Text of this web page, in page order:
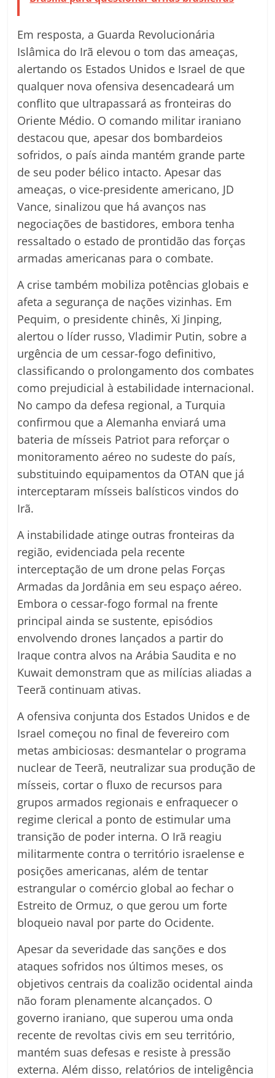
Em resposta, a Guarda Revolucionária
Islâmica do Irã elevou o tom das ameaças,
alertando os Estados Unidos e Israel de que
qualquer nova ofensiva desencadeará um
conflito que ultrapassará as fronteiras do
Oriente Médio. O comando militar iraniano
destacou que, apesar dos bombardeios
sofridos, o país ainda mantém grande parte
de seu poder bélico intacto. Apesar das
ameaças, o vice-presidente americano, JD
Vance, sinalizou que há avanços nas
negociações de bastidores, embora tenha
ressaltado o estado de prontidão das forças
armadas americanas para o combate.
A crise também mobiliza potências globais e
afeta a segurança de nações vizinhas. Em
Pequim, o presidente chinês, Xi Jinping,
alertou o líder russo, Vladimir Putin, sobre a
urgência de um cessar-fogo definitivo,
classificando o prolongamento dos combates
como prejudicial à estabilidade internacional.
No campo da defesa regional, a Turquia
confirmou que a Alemanha enviará uma
bateria de mísseis Patriot para reforçar o
monitoramento aéreo no sudeste do país,
substituindo equipamentos da OTAN que já
interceptaram mísseis balísticos vindos do
Irã.
A instabilidade atinge outras fronteiras da
região, evidenciada pela recente
interceptação de um drone pelas Forças
Armadas da Jordânia em seu espaço aéreo.
Embora o cessar-fogo formal na frente
principal ainda se sustente, episódios
envolvendo drones lançados a partir do
Iraque contra alvos na Arábia Saudita e no
Kuwait demonstram que as milícias aliadas a
Teerã continuam ativas.
A ofensiva conjunta dos Estados Unidos e de
Israel começou no final de fevereiro com
metas ambiciosas: desmantelar o programa
nuclear de Teerã, neutralizar sua produção de
mísseis, cortar o fluxo de recursos para
grupos armados regionais e enfraquecer o
regime clerical a ponto de estimular uma
transição de poder interna. O Irã reagiu
militarmente contra o território israelense e
posições americanas, além de tentar
estrangular o comércio global ao fechar o
Estreito de Ormuz, o que gerou um forte
bloqueio naval por parte do Ocidente.
Apesar da severidade das sanções e dos
ataques sofridos nos últimos meses, os
objetivos centrais da coalizão ocidental ainda
não foram plenamente alcançados. O
governo iraniano, que superou uma onda
recente de revoltas civis em seu território,
mantém suas defesas e resiste à pressão
externa. Além disso, relatórios de inteligência